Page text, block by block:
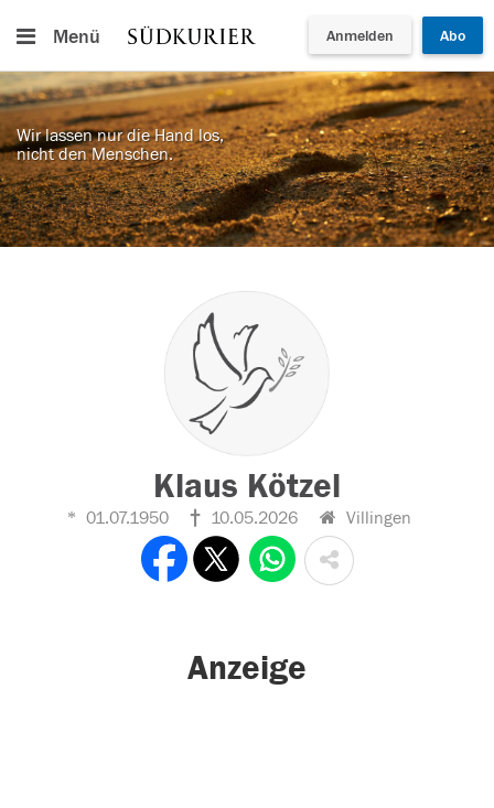
Menü Anmelden Abo
Wir lassen nur die Hand los,
nicht den Menschen.
Klaus Kötzel
01.07.1950 10.05.2026 Villingen
Anzeige